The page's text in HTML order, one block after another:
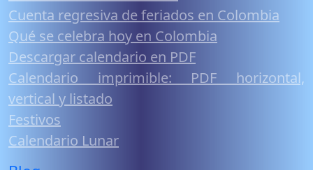
Cuenta regresiva de feriados en Colombia
Qué se celebra hoy en Colombia
Descargar calendario en PDF
Calendario imprimible: PDF horizontal,
vertical y listado
Festivos
Calendario Lunar